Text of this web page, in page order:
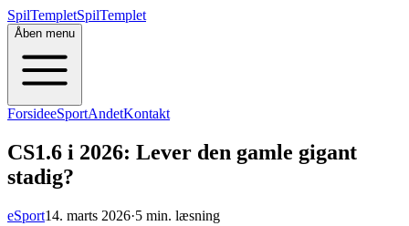
SpilTempletSpilTemplet
Åben menu
ForsideeSportAndetKontakt
CS1.6 i 2026: Lever den gamle gigant
stadig?
eSport14. marts 2026·5 min. læsning